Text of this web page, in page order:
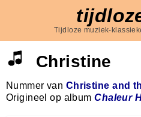
Tijdloze muziek-
Christine
Nummer van Christine and
Origineel op albumChaleur